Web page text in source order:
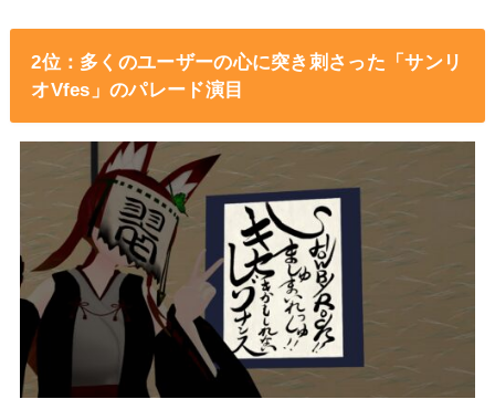
2位：多くのユーザーの心に突き刺さった「サンリ
オVfes」のパレード演目